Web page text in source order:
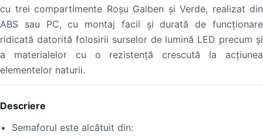
cu trei compartimente Roșu Galben și Verde, realizat din
ABS sau PC, cu montaj facil și durată de funcționare
ridicată datorită folosirii surselor de lumină LED precum și
a materialelor cu o rezistență crescută la acțiunea
elementelor naturii.
Descriere
Semaforul este alcătuit din: